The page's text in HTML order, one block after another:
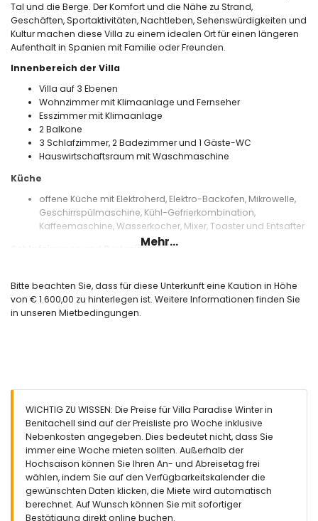
Tal und die Berge. Der Komfort und die Nähe zu Strand,
Geschäften, Sportaktivitäten, Nachtleben, Sehenswürdigkeiten und
Kultur machen diese Villa zu einem idealen Ort für einen längeren
Aufenthalt in Spanien mit Familie oder Freunden.
Innenbereich der Villa
Villa auf 3 Ebenen
Wohnzimmer mit Klimaanlage und Fernseher
Esszimmer mit Klimaanlage
2 Balkone
3 Schlafzimmer, 2 Badezimmer und 1 Gäste-WC
Hauswirtschaftsraum mit Waschmaschine
Küche
offene Küche mit Elektroherd, Elektro-Backofen, Mikrowelle,
Geschirrspülmaschine, Kühl-Gefrierkombination,
Kaffeemaschine, Wasserkocher, Mixer, Toaster und Entsafter
Schlafzimmer und Badezimmer
en-suite Badezimmer
Schlafzimmer mit Doppelbett und Ventilator
Schlafzimmer mit Klimaanlage, 2 Einzelbetten und Ventilator
privater Pool
2 Terrassen, eine davon überdacht
Sitzbereich im Freien und Essbereich im Freien
Weitere Informationen
nächste Stadt: Moraira (innerhalb von 4 Kilometern von der
Villa)
nächstes Flussufer oder Küste: Mittelmeer (innerhalb von 4
Kilometern von der Villa)
Mehr...
Bitte beachten Sie, dass für diese Unterkunft eine Kaution in Höhe
von € 1.600,00 zu hinterlegen ist. Weitere Informationen finden Sie
in unseren Mietbedingungen.
WICHTIG ZU WISSEN: Die Preise für Villa Paradise Winter in
Benitachell sind auf der Preisliste pro Woche inklusive
Nebenkosten angegeben. Dies bedeutet nicht, dass Sie
immer eine Woche mieten sollten. Außerhalb der
Hochsaison können Sie Ihren An- und Abreisetag frei
wählen, indem Sie auf den Verfügbarkeitskalender die
gewünschten Daten klicken, die Miete wird automatisch
berechnet. Auf Wunsch können Sie mit sofortiger
Bestätigung direkt online buchen.